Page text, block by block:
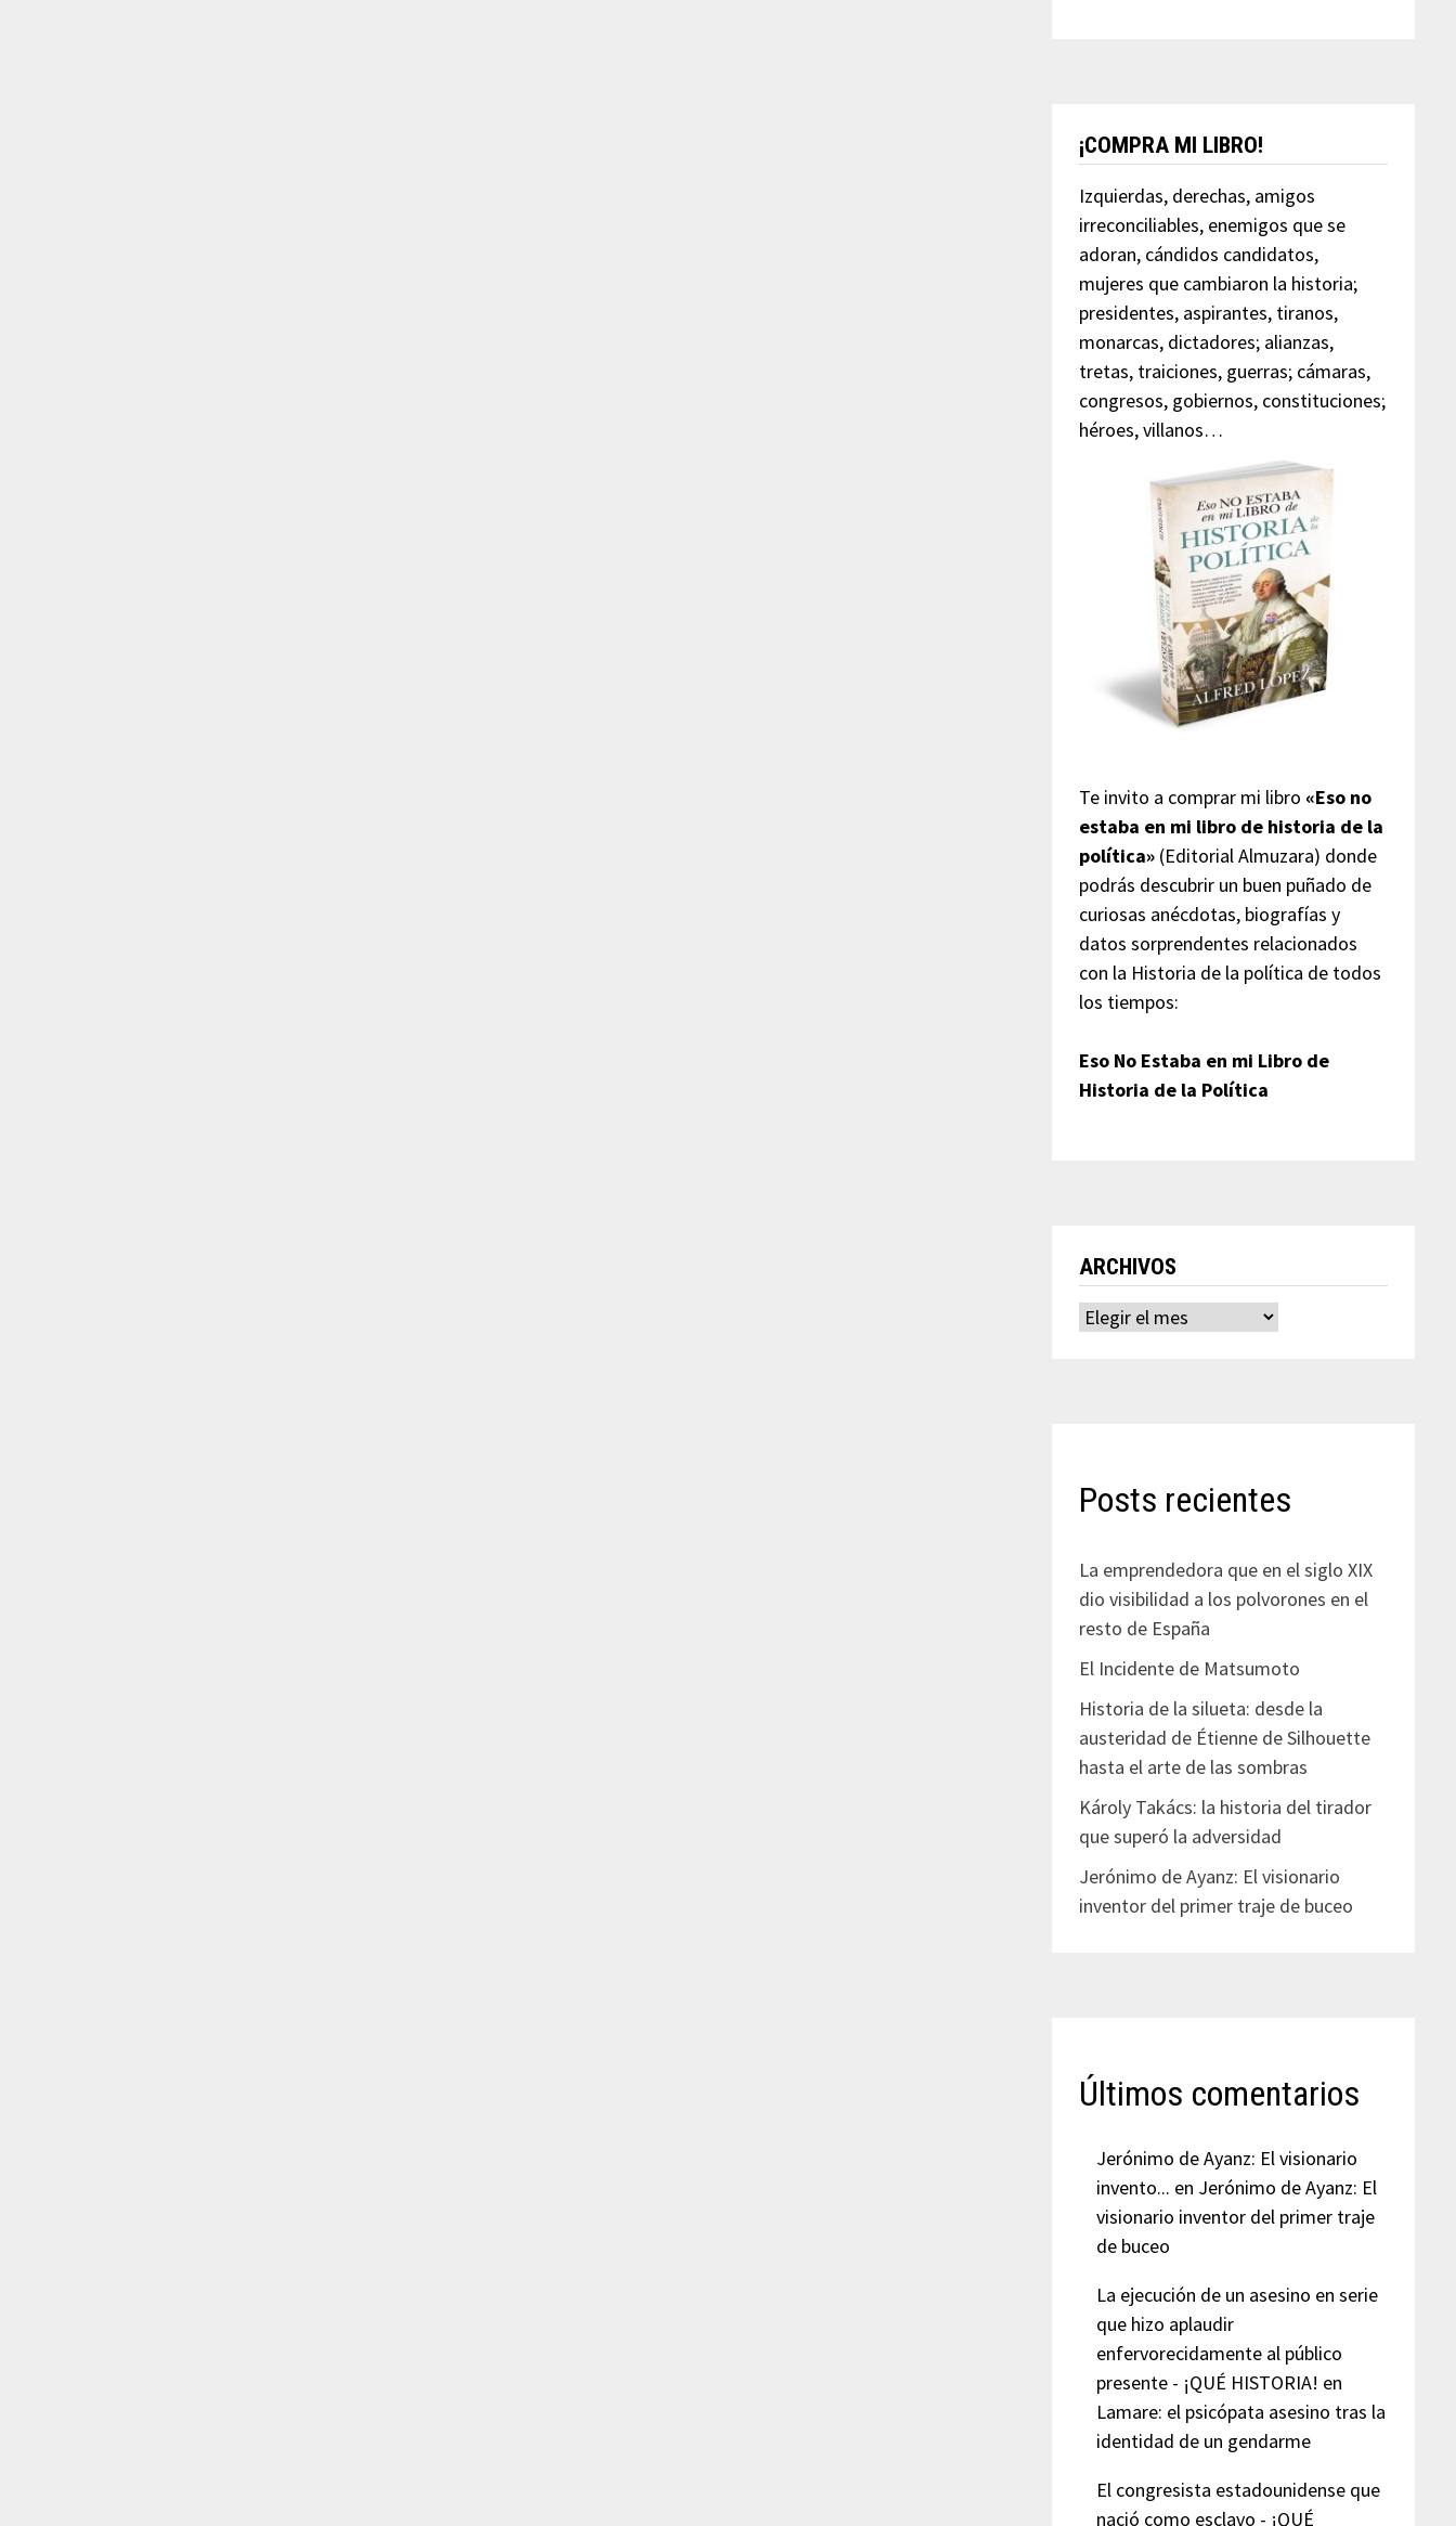
¡COMPRA MI LIBRO!
Izquierdas, derechas, amigos
irreconciliables, enemigos que se
adoran, cándidos candidatos,
mujeres que cambiaron la historia;
presidentes, aspirantes, tiranos,
monarcas, dictadores; alianzas,
tretas, traiciones, guerras; cámaras,
congresos, gobiernos, constituciones;
héroes, villanos…
Te invito a comprar mi libro «Eso no
estaba en mi libro de historia de la
política»(Editorial Almuzara) donde
podrás descubrir un buen puñado de
curiosas anécdotas, biografías y
datos sorprendentes relacionados
con la Historia de la política de todos
los tiempos:
Eso No Estaba en mi Libro de
Historia de la Política
ARCHIVOS
Archivos
Posts recientes
La emprendedora que en el siglo XIX
dio visibilidad a los polvorones en el
resto de España
El Incidente de Matsumoto
Historia de la silueta: desde la
austeridad de Étienne de Silhouette
hasta el arte de las sombras
Károly Takács: la historia del tirador
que superó la adversidad
Jerónimo de Ayanz: El visionario
inventor del primer traje de buceo
Últimos comentarios
Jerónimo de Ayanz: El visionario
invento... en Jerónimo de Ayanz: El
visionario inventor del primer traje
de buceo
La ejecución de un asesino en serie
que hizo aplaudir
enfervorecidamente al público
presente - ¡QUÉ HISTORIA! en
Lamare: el psicópata asesino tras la
identidad de un gendarme
El congresista estadounidense que
nació como esclavo - ¡QUÉ